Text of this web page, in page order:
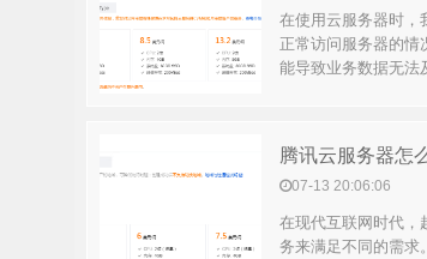
在使用云服务器时，
正常访问服务器的情
能导致业务数据无法
腾讯云服务器怎
07-13 20:06:06
在现代互联网时代，
务来满足不同的需求